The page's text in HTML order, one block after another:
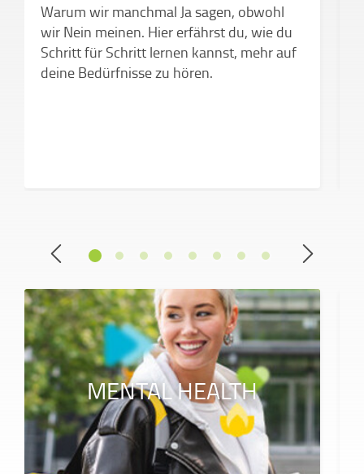
Warum wir manchmal Ja sagen, obwohl
wir Nein meinen. Hier erfährst du, wie du
Schritt für Schritt lernen kannst, mehr auf
deine Bedürfnisse zu hören.
MENTAL HEALTH